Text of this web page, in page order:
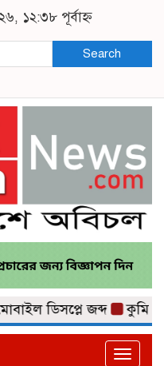
১২:৩৮ পূর্বাহ্ন
Search
ডিসপ্লে জব্দ কুমিল্লা
Toggle